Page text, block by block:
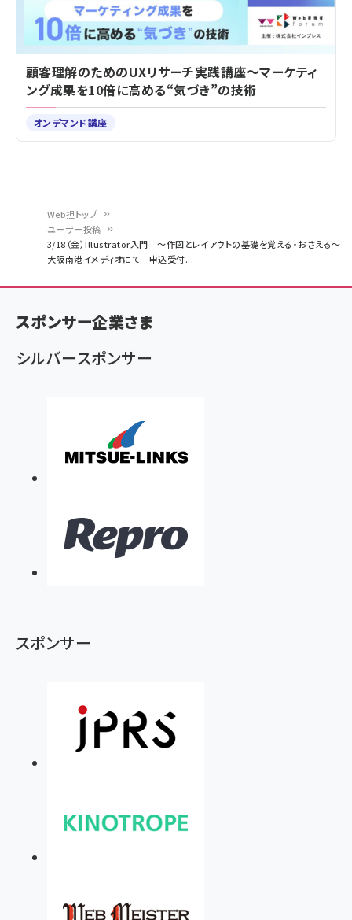
く
ず
Web担トップ
ユーザー投稿
3/18（金）Illustrator入門 〜作図とレイアウトの基礎を覚える・おさえる〜
大阪南港イメディオにて 申込受付...
顧客理解のためのUXリサーチ実践講座～マーケティ
ング成果を10倍に高める“気づき”の技術
オンデマンド講座
スポンサー企業さま
シルバースポンサー
スポンサー